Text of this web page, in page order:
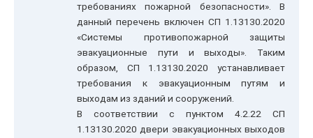
требованиях пожарной безопасности». В
данный перечень включен СП 1.13130.2020
«Системы противопожарной защиты
эвакуационные пути и выходы». Таким
образом, СП 1.13130.2020 устанавливает
требования к эвакуационным путям и
выходам из зданий и сооружений.
В соответствии с пунктом 4.2.22 СП
1.13130.2020 двери эвакуационных выходов